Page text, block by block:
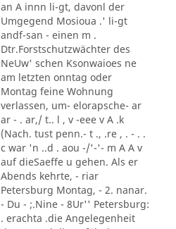
an A innn li-gt, davonl der
Umgegend Mosioua .' li-gt
andf-san - einen m .
Dtr.Forstschutzwächter des
NeUw' schen Ksonwaioes ne
am letzten onntag oder
Montag feine Wohnung
verlassen, um- elorapsche- ar
ar - . ar,/ t.. l , v -eee v A .k
(Nach. tust penn.- t ., .re , . - . .
c war 'n ..d . aou -/'-'- m A A v
auf dieSaeffe u gehen. Als er
Abends kehrte, - riar
Petersburg Montag, - 2. nanar.
- Du - ;.Nine - 8Ur'' Petersburg:
. erachta .die Angelegenheit